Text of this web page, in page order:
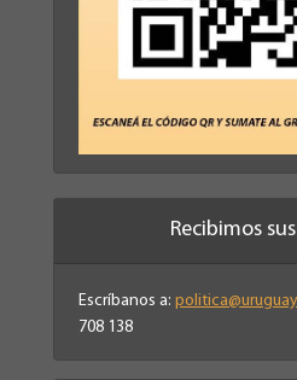
Recibimos
Escríbanos a:
708 138